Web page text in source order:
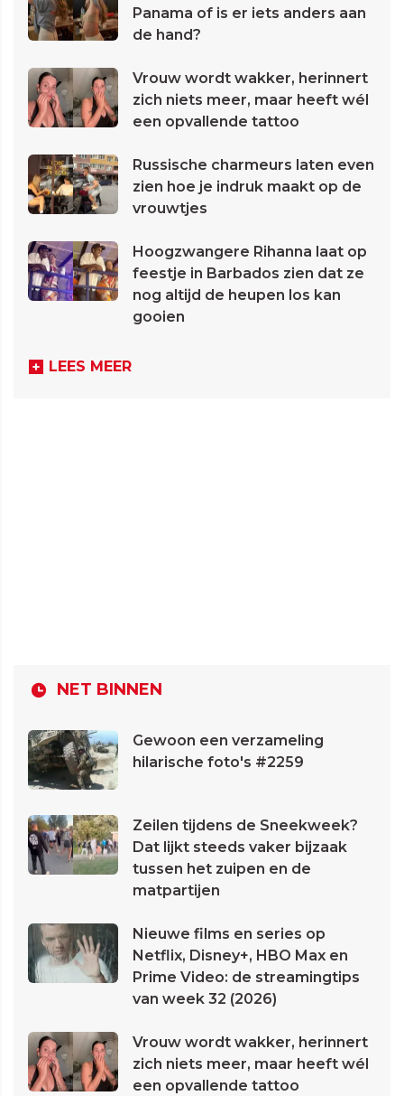
Panama of is er iets anders aan
de hand?
Vrouw wordt wakker, herinnert
zich niets meer, maar heeft wél
een opvallende tattoo
Russische charmeurs laten even
zien hoe je indruk maakt op de
vrouwtjes
Hoogzwangere Rihanna laat op
feestje in Barbados zien dat ze
nog altijd de heupen los kan
gooien
LEES MEER
NET BINNEN
Gewoon een verzameling
hilarische foto's #2259
Zeilen tijdens de Sneekweek?
Dat lijkt steeds vaker bijzaak
tussen het zuipen en de
matpartijen
Nieuwe films en series op
Netflix, Disney+, HBO Max en
Prime Video: de streamingtips
van week 32 (2026)
Vrouw wordt wakker, herinnert
zich niets meer, maar heeft wél
een opvallende tattoo